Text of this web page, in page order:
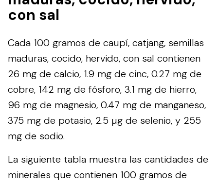
con sal
Cada 100 gramos de caupí, catjang, semillas
maduras, cocido, hervido, con sal contienen
26 mg de calcio, 1.9 mg de cinc, 0.27 mg de
cobre, 142 mg de fósforo, 3.1 mg de hierro,
96 mg de magnesio, 0.47 mg de manganeso,
375 mg de potasio, 2.5 µg de selenio, y 255
mg de sodio.
La siguiente tabla muestra las cantidades de
minerales que contienen 100 gramos de